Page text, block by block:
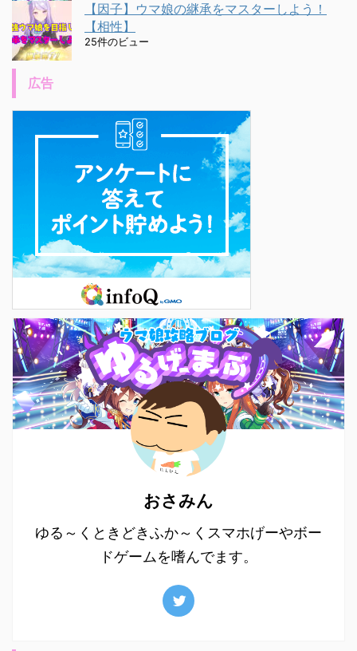
【因子】ウマ娘の継承をマスターしよう！
【相性】
25件のビュー
広告
おさみん
ゆる～くときどきふか～くスマホげーやボー
ドゲームを嗜んでます。